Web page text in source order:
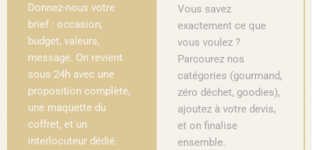
Donnez-nous votre
brief : occasion,
budget, valeurs,
message. On revient
sous 24h avec une
proposition complète,
une maquette du
coffret, et un
interlocuteur dédié.
Vous savez
exactement ce que
vous voulez ?
Parcourez nos
catégories (gourmand,
zéro déchet, goodies),
ajoutez à votre devis,
et on finalise
ensemble.